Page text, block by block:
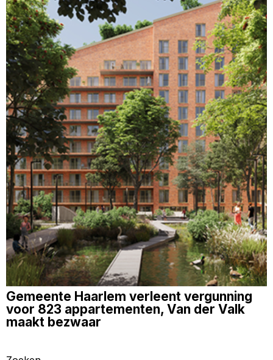
Gemeente Haarlem verleent vergunning
voor 823 appartementen, Van der Valk
maakt bezwaar